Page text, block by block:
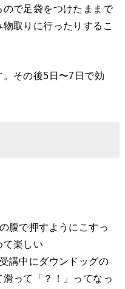
で足袋をつけたままで
取りに行ったりするこ
その後5日〜7日で効
腹で押すようにこすっ
て楽しい
講中にダウンドッグの
って「？！」ってなっ